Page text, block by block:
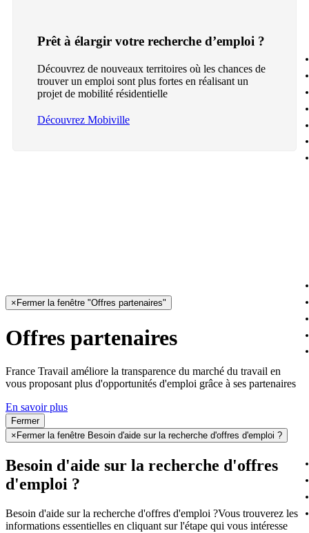
Prêt à élargir votre recherche d’emploi ?
Découvrez de nouveaux territoires où les chances de
trouver un emploi sont plus fortes en réalisant un
projet de mobilité résidentielle
Découvrez Mobiville
× Fermer la fenêtre "Offres partenaires"
Offres partenaires
France Travail améliore la transparence du marché du travail en
vous proposant plus d'opportunités d'emploi grâce à ses partenaires
En savoir plus
Fermer
× Fermer la fenêtre Besoin d'aide sur la recherche d'offres d'emploi ?
Besoin d'aide sur la recherche d'offres
d'emploi ?
Besoin d'aide sur la recherche d'offres d'emploi ?Vous trouverez les
informations essentielles en cliquant sur l'étape qui vous intéresse